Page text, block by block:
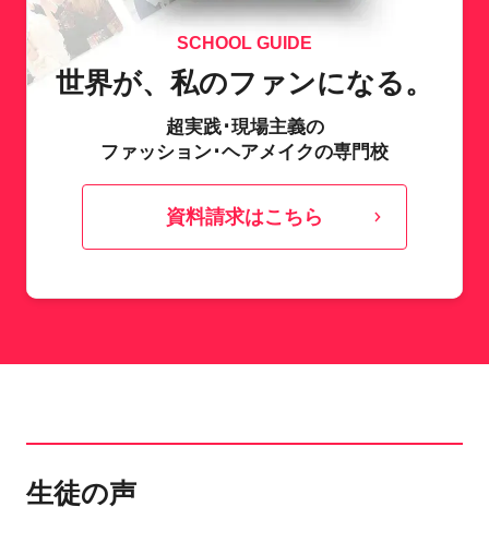
SCHOOL GUIDE
世界が、私のファンになる。
超実践･現場主義の
ファッション･ヘアメイクの専門校
資料請求はこちら
生徒の声